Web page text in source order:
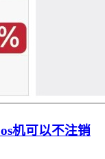
机可以不注销